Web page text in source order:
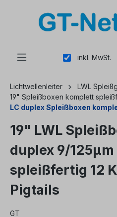
inkl. MwSt.
Lichtwellenleiter
LWL
19" Spleißboxen komplett
LC duplex Spleißboxen
19" LWL
duplex 9/
spleißfertig 12
Pigtails
GT